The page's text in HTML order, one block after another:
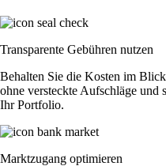
Transparente Gebühren nutzen
Behalten Sie die Kosten im
ohne versteckte Aufschläge und
Ihr Portfolio.
Marktzugang optimieren